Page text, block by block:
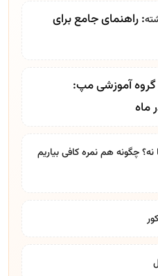
: راهنمای جامع برای
گروه آموزشی مپ:
ماه
چگونه هم نمره کافی بیاریم